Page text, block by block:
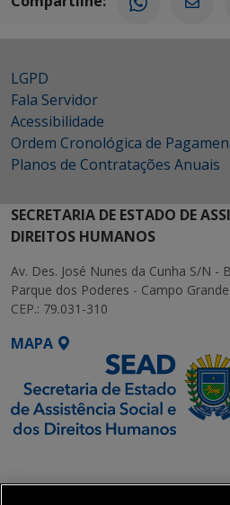
LGPD
Fala Servidor
Acessibilidade
Ordem Cronológica de
Planos de Contratações Anuais
SECRETARIA DE ESTADO DE
DIREITOS HUMANOS
Av. Des. José Nunes da Cunha S/N -
Parque dos Poderes - Campo
CEP.: 79.031-310
MAPA
Executiva de